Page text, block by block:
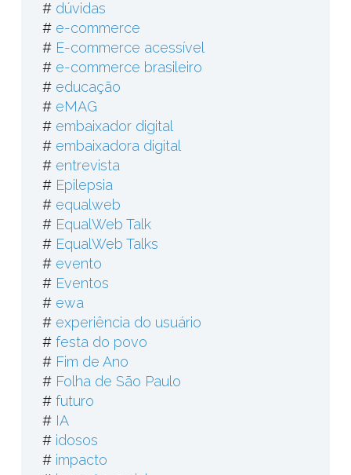
# dúvidas
# e-commerce
# E-commerce acessível
# e-commerce brasileiro
# educação
# eMAG
# embaixador digital
# embaixadora digital
# entrevista
# Epilepsia
# equalweb
# EqualWeb Talk
# EqualWeb Talks
# evento
# Eventos
# ewa
# experiência do usuário
# festa do povo
# Fim de Ano
# Folha de São Paulo
# futuro
# IA
# idosos
# impacto